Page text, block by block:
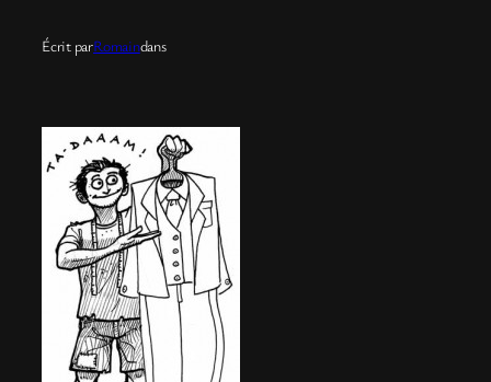
Écrit parRomaindans